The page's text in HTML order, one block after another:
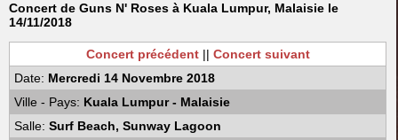
Concert de Guns N' Roses à Kuala Lumpur, Malaisie le
14/11/2018
Concert précédent|| Concert suivant
Date: Mercredi 14 Novembre 2018
Ville - Pays: Kuala Lumpur - Malaisie
Salle:Surf Beach, Sunway Lagoon